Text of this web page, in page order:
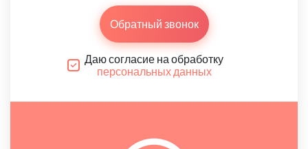
Обратный звонок
Даю согласие на обработку
персональных данных